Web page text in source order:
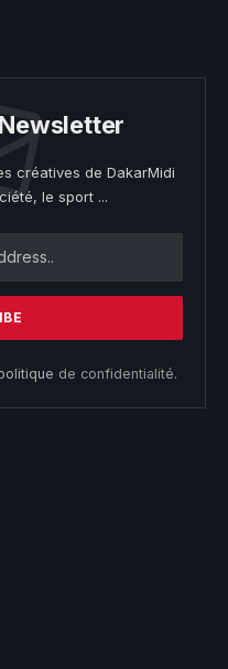
créatives de DakarMidi
le sport ...
de confidentialité.